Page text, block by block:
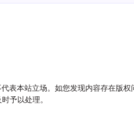
表本站立场。如您发现内容存在版权
予以处理。